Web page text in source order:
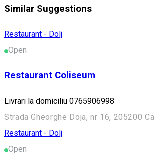
Similar Suggestions
Restaurant - Dolj
Open
Restaurant Coliseum
Livrari la domiciliu 0765906998
Strada Gheorghe Doja, nr 16, 205200
Restaurant - Dolj
Open